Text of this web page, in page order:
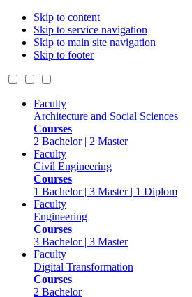
Skip to content
Skip to service navigation
Skip to main site navigation
Skip to footer
Faculty
Architecture and Social Sciences
Courses
2 Bachelor | 2 Master
Faculty
Civil Engineering
Courses
1 Bachelor | 3 Master | 1 Diplom
Faculty
Engineering
Courses
3 Bachelor | 3 Master
Faculty
Digital Transformation
Courses
2 Bachelor